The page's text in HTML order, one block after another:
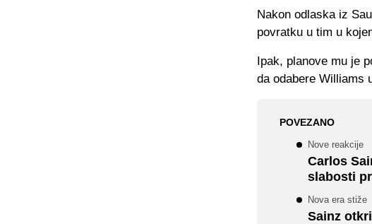
Nakon odlaska iz
povratku u tim u
Ipak, planove mu je
da odabere Williams
POVEZANO
Nove reakcije
Carlos
slabosti
Nova era stiže
Sainz